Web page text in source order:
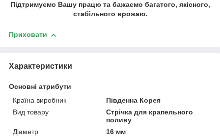
Підтримуємо Вашу працю та бажаємо багатого, якісного,
стабільного врожаю.
Приховати
Характеристики
Основні атрибути
Країна виробник
Південна Корея
Вид товару
Стрічка для крапельного
поливу
Діаметр
16 мм